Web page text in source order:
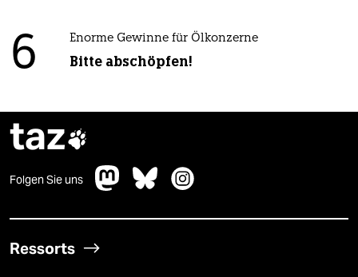
6 Enorme Gewinne für Ölkonzerne
Bitte abschöpfen!
taz
Folgen Sie uns
Ressorts